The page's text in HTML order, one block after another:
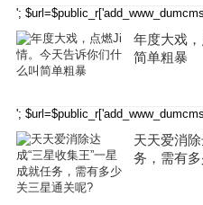
';
年度大戏
简单粗暴
';
天天爱消
务，需有